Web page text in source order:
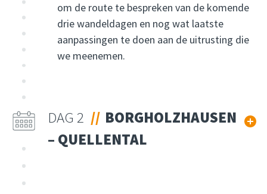
om de route te bespreken van de komende
drie wandeldagen en nog wat laatste
aanpassingen te doen aan de uitrusting die
we meenemen.
DAG 2
BORGHOLZHAUSEN
– QUELLENTAL